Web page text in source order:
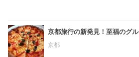
京都旅行の新発見！至福のグ
京都